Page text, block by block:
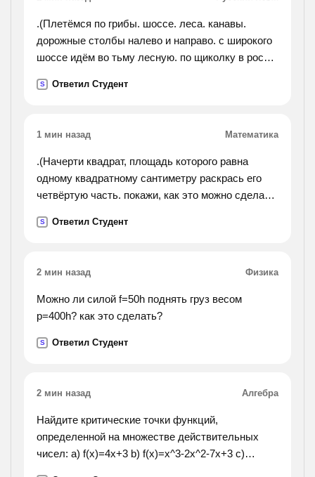
.(Плетёмся по грибы. шоссе. леса. канавы.
дорожные столбы налево и направо. с широкого
шоссе идём во тьму лесную. по щиколку в росе
наполнены корзины. одни боровики у доброй
земной сгорел скоропостижно. установите,
сколько в тексте стихотворения: 1)
односоставных предложений (определите их
вид) ; 2) неполных двусоставных ; 3) полных
S Ответил Студент
1 мин назад Математика
.(Начерти квадрат, площадь которого равна
одному квадратному сантиметру раскрась его
четвёртую часть. покажи, как это можно сделать
раскрашено? чему равна площадь не
S Ответил Студент
2 мин назад Физика
Можно ли силой f=50h поднять груз весом
p=400h? как это сделать?
S Ответил Студент
2 мин назад Алгебра
Найдите критические точки функций,
определенной на множестве действительных
чисел: a) f(x)=4x+3 b) f(x)=x^3-2x^2-7x+3 c)